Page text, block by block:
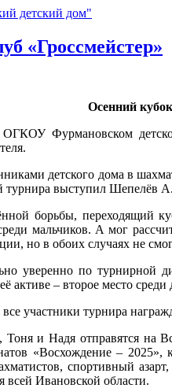
«Гроссмейстер»
Осенний
детском
детского дома в
турнира выступил Шепелёв
переходящий
мальчиков. А мог
но в обоих случаях не
по турнирной
активе – второе место
участники турнира
и Надя отправятся на
«Восхождение – 2025»,
спортивный азарт,
всей Ивановской области.